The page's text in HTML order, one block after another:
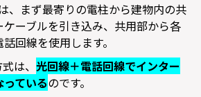
、まず最寄りの電柱から建物内の共
ーブルを引き込み、共用部から各
回線を使用します。
は、 光回線＋電話回線でインター
ているのです。